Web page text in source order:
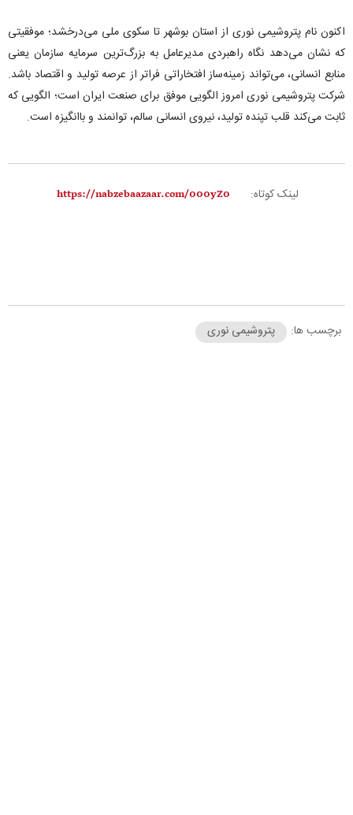
اکنون نام پتروشیمی نوری از استان بوشهر تا سکوی ملی می‌درخشد؛ موفقیتی
که نشان می‌دهد نگاه راهبردی مدیرعامل به بزرگ‌ترین سرمایه سازمان یعنی
منابع انسانی، می‌تواند زمینه‌ساز افتخاراتی فراتر از عرصه تولید و اقتصاد باشد.
شرکت پتروشیمی نوری امروز الگویی موفق برای صنعت ایران است؛ الگویی که
ثابت می‌کند قلب تپنده تولید، نیروی انسانی سالم، توانمند و باانگیزه است.
لینک کوتاه:
برچسب ها: پتروشیمی نوری